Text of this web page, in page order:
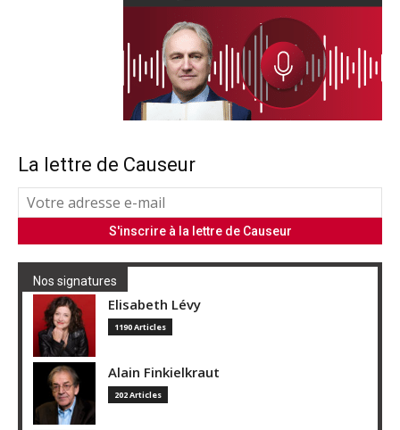
La lettre de Causeur
Nos signatures
Elisabeth Lévy
1190 Articles
Alain Finkielkraut
202 Articles